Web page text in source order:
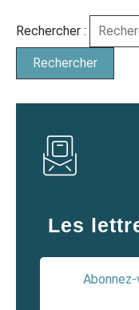
Rechercher :
Les